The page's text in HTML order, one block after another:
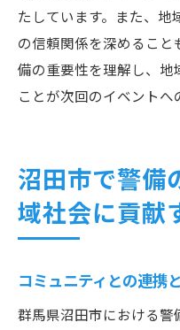
たしています。また、地
の信頼関係を深めること
備の重要性を理解し、地
ことが次回のイベントへ
沼田市で警備
域社会に貢献
コミュニティとの連携
群馬県沼田市における警